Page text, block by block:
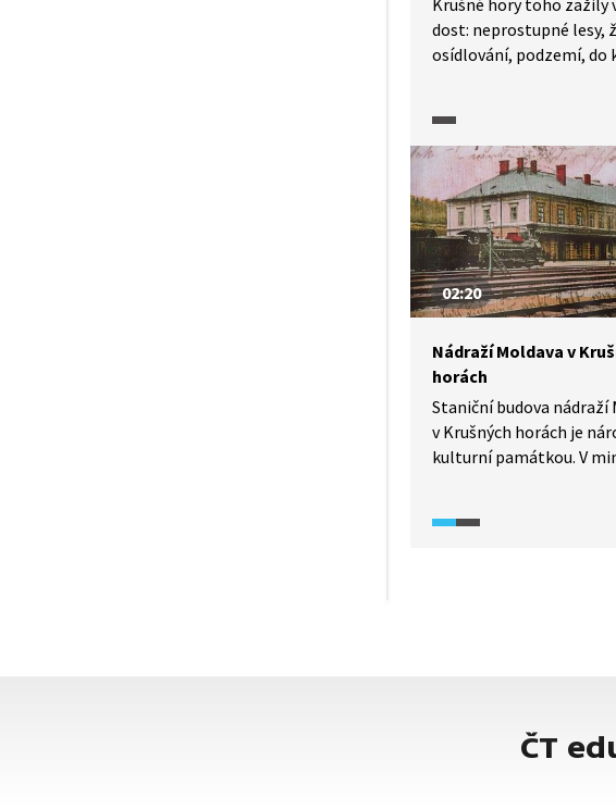
Krušné hory toho zažily
dost: neprostupné lesy,
osídlování, podzemí, do
války i objevy nových
také vysídlení
obyvatelstva, bourání
nebo likvidaci
S Miroslavem
znovu objevit
těchto hor a začít si ho
02:20
Nádraží Moldava v
horách
Staniční budova nádraží
v Krušných horách je
kulturní památkou. V
spojnici. Ačkoli zatím
ČT